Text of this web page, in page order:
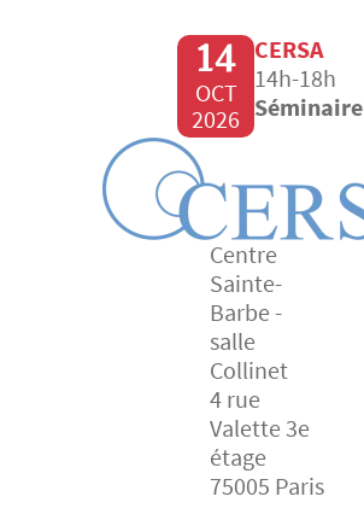
14
OCT
2026
CERSA
14h-18h
Séminaire
Centre
Sainte-
Barbe -
salle
Collinet
4 rue
Valette 3e
étage
75005 Paris